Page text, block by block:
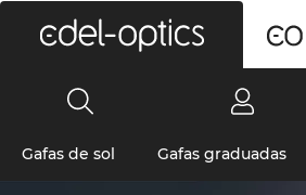
Gafas de sol Gafas graduadas